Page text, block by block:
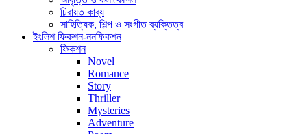
চিরায়ত কাব্য
সাহিত্যিক, শিল্প ও সংগীত ব্যক্তিত্ব
ইংলিশ ফিকশন-ননফিকশন
ফিকশন
Novel
Romance
Story
Thriller
Mysteries
Adventure